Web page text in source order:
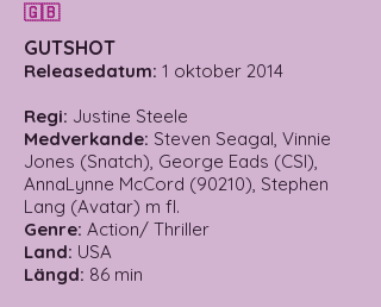
🇬🇧
GUTSHOT
Releasedatum: 1 oktober 2014
Regi: Justine Steele
Medverkande: Steven Seagal, Vinnie
Jones (Snatch), George Eads (CSI),
AnnaLynne McCord (90210), Stephen
Lang (Avatar) m fl.
Genre: Action/ Thriller
Land: USA
Längd: 86 min